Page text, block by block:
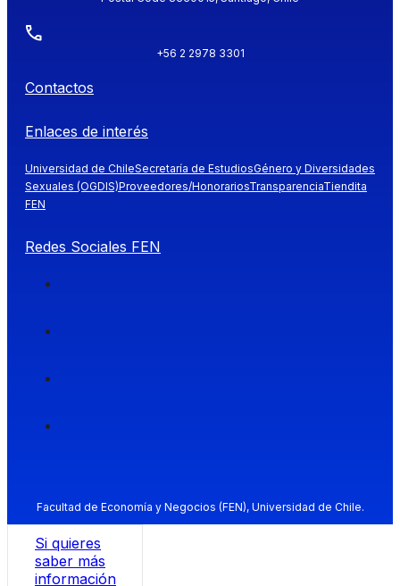
+56 2 2978 3301
Contactos
Enlaces de interés
Universidad de ChileSecretaría de EstudiosGénero y Diversidades
Sexuales (OGDIS)Proveedores/HonorariosTransparenciaTiendita
FEN
Redes Sociales FEN
Facultad de Economía y Negocios (FEN), Universidad de Chile.
Si quieres
saber más
información